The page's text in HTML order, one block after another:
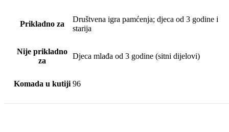
Prikladno za
Društvena igra pamćenja; djeca od 3 godine i
starija
Nije prikladno
za
Djeca mlađa od 3 godine (sitni dijelovi)
Komada u kutiji 96